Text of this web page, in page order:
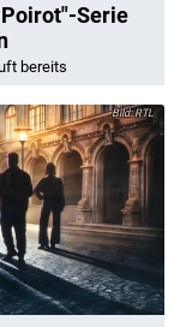
Serie
bereits
RTL